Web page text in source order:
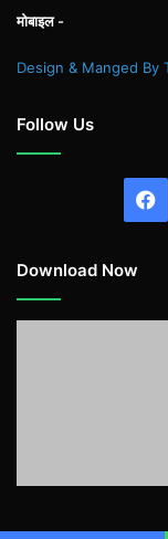
मोबाइल -
Design & Manged By
Follow Us
Download Now